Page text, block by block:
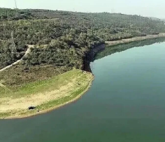
Eğitim
Eğlence
Ekonomi